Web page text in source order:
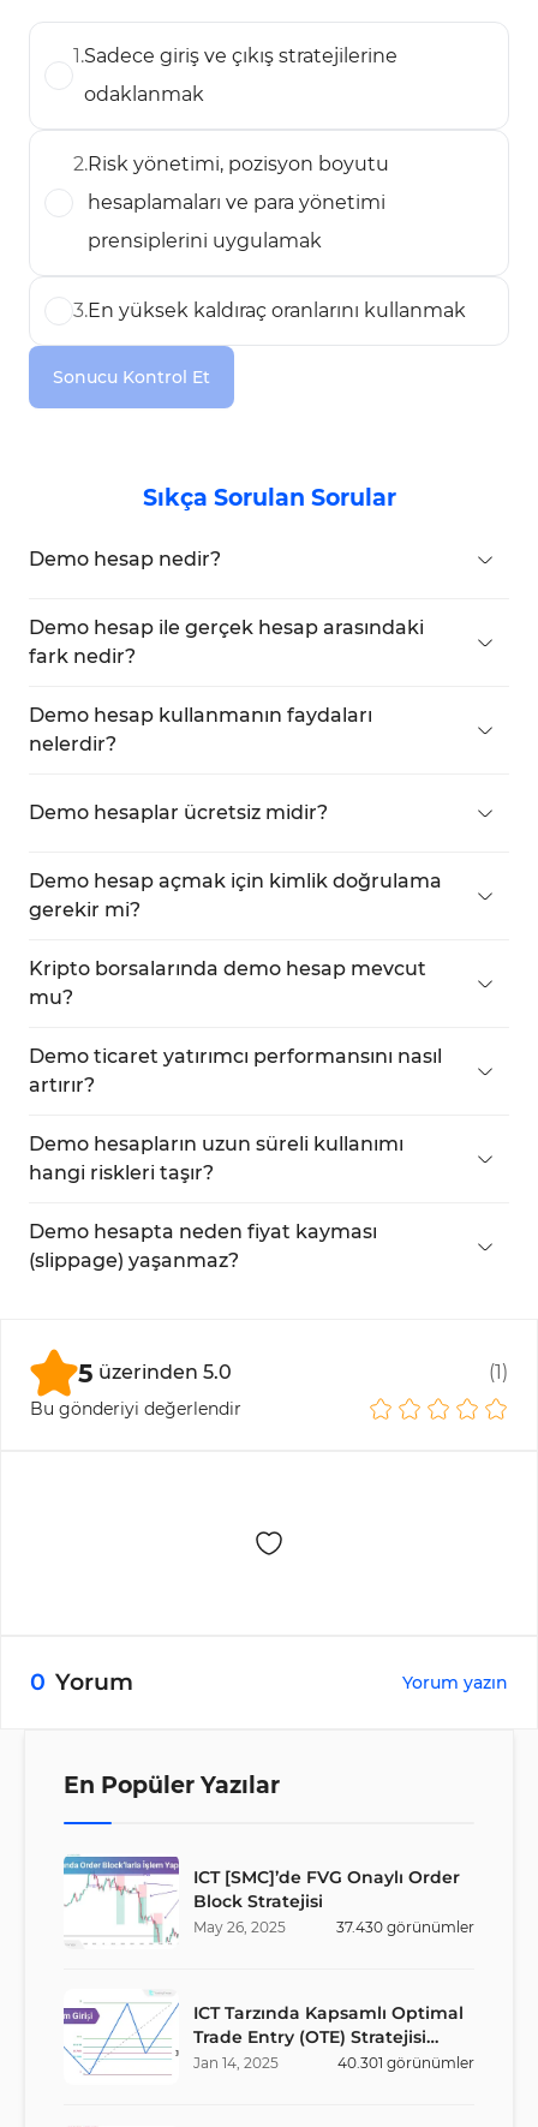
1.Sadece giriş ve çıkış stratejilerine
odaklanmak
2.Risk yönetimi, pozisyon boyutu
hesaplamaları ve para yönetimi
prensiplerini uygulamak
3.En yüksek kaldıraç oranlarını kullanmak
Sonucu Kontrol Et
Sıkça Sorulan Sorular
Demo hesap nedir?
olmadan sanal olarak işlem yapabildikleri, ticaret
platformlarının sunduğu simülasyon ortamıdır.
Demo hesap ile gerçek hesap arasındaki
fark nedir?
Gerçek piyasa verileri kullanılsa da gerçek
sermaye riski yoktur.
Demo hesap kullanmanın faydaları
nelerdir?
farklı işlem araçlarının denenmesini sağlar.
Demo hesaplar ücretsiz midir?
olarak sunar.
Demo hesap açmak için kimlik doğrulama
gerekir mi?
şekilde demo hesap oluşturulabilir.
Kripto borsalarında demo hesap mevcut
mu?
Coinbase gibi borsalar demo ticaret ortamı sağlar.
Demo ticaret yatırımcı performansını nasıl
artırır?
ama risksiz şekilde strateji uygulayıp test
edebilirler.
Demo hesapların uzun süreli kullanımı
hangi riskleri taşır?
yatırımcının psikolojik hazırlığını eksik bırakabilir.
Ayrıca risk ve para yönetimi alışkanlıkları
Demo hesapta neden fiyat kayması
(slippage) yaşanmaz?
5 üzerinden 5.0 (1)
Bu gönderiyi değerlendir
0 Yorum Yorum yazın
En Popüler Yazılar
ICT [SMC]’de FVG Onaylı Order
Block Stratejisi
May 26, 2025 37.430 görünümler
ICT Tarzında Kapsamlı Optimal
Trade Entry (OTE) Stratejisi
Rehberi
Jan 14, 2025 40.301 görünümler